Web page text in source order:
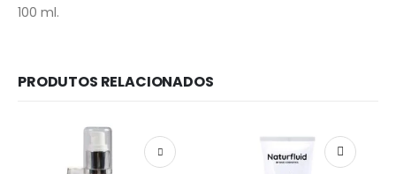
100 ml.
PRODUTOS RELACIONADOS
Redes Sociais